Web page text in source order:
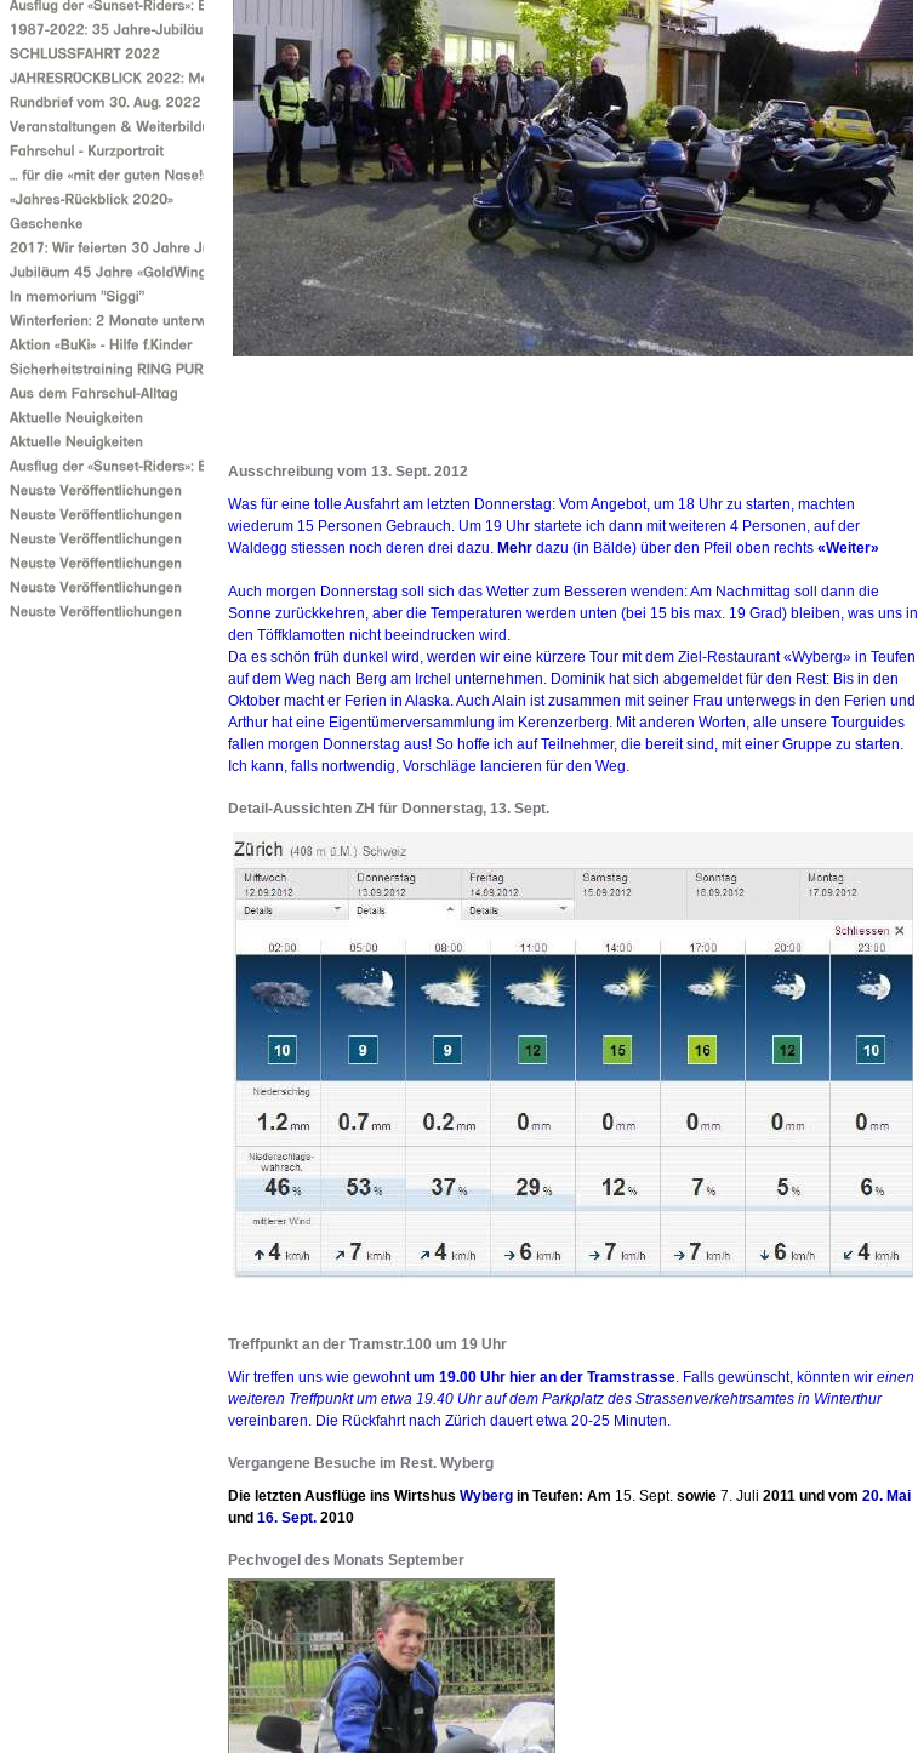
Ausschreibung vom 13. Sept. 2012
Was für eine tolle Ausfahrt am letzten Donnerstag: Vom Angebot, um 18 Uhr zu starten, machten
wiederum 15 Personen Gebrauch. Um 19 Uhr startete ich dann mit weiteren 4 Personen, auf der
Waldegg stiessen noch deren drei dazu. Mehr dazu (in Bälde) über den Pfeil oben rechts «Weiter»
Auch morgen Donnerstag soll sich das Wetter zum Besseren wenden: Am Nachmittag soll dann die
Sonne zurückkehren, aber die Temperaturen werden unten (bei 15 bis max. 19 Grad) bleiben, was uns in
den Töffklamotten nicht beeindrucken wird.
Da es schön früh dunkel wird, werden wir eine kürzere Tour mit dem Ziel-Restaurant «Wyberg» in Teufen
auf dem Weg nach Berg am Irchel unternehmen. Dominik hat sich abgemeldet für den Rest: Bis in den
Oktober macht er Ferien in Alaska. Auch Alain ist zusammen mit seiner Frau unterwegs in den Ferien und
Arthur hat eine Eigentümerversammlung im Kerenzerberg. Mit anderen Worten, alle unsere Tourguides
fallen morgen Donnerstag aus! So hoffe ich auf Teilnehmer, die bereit sind, mit einer Gruppe zu starten.
Ich kann, falls nortwendig, Vorschläge lancieren für den Weg.
Detail-Aussichten ZH für Donnerstag, 13. Sept.
Treffpunkt an der Tramstr.100 um 19 Uhr
Wir treffen uns wie gewohntum 19.00 Uhr hier an der Tramstrasse . Falls gewünscht, könnten wir einen
weiteren Treffpunkt um etwa 19.40 Uhr auf dem Parkplatz des Strassenverkehtrsamtes in Winterthur
vereinbaren. Die Rückfahrt nach Zürich dauert etwa 20-25 Minuten.
Vergangene Besuche im Rest. Wyberg
Die letzten Ausflüge ins Wirtshus Wyberg in Teufen: Am 15. Sept. sowie 7. Juli 2011 und vom 20. Mai
und 16. Sept. 2010
Pechvogel des Monats September